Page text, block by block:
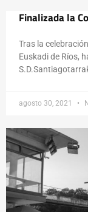
Finalizada la
Tras la
Euskadi de Ríos,
agosto 30, 2021